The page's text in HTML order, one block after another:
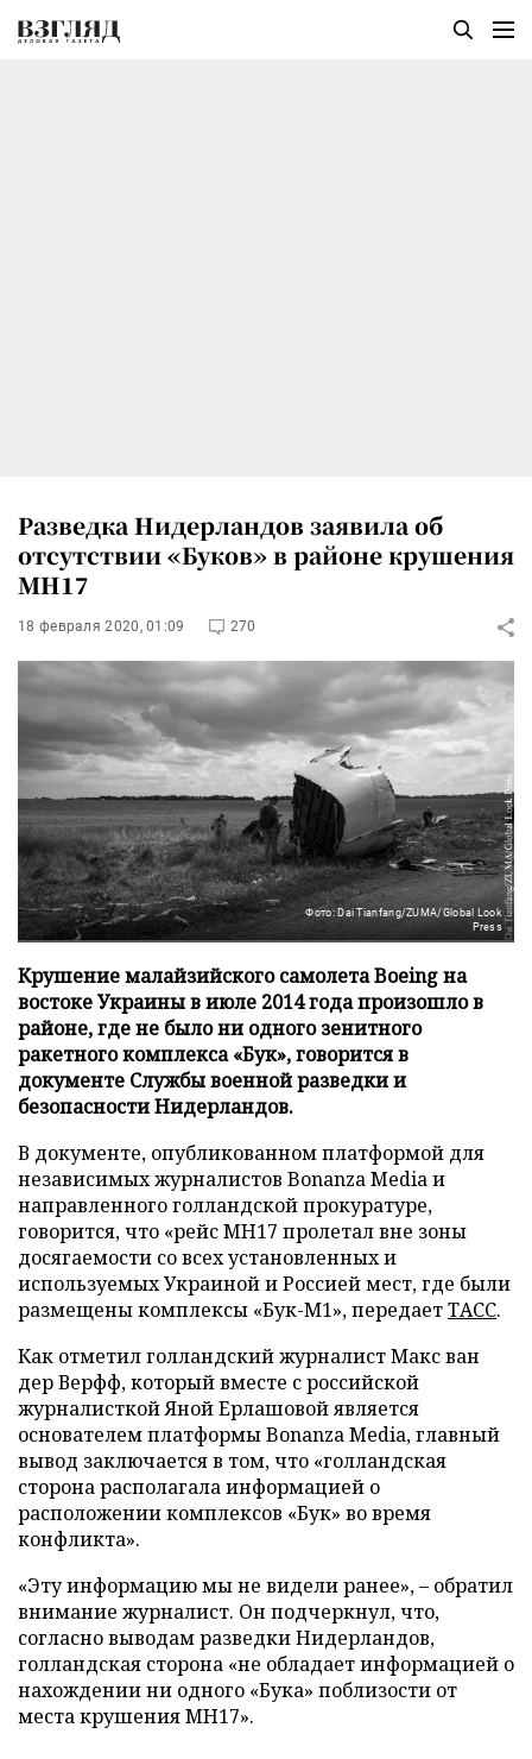
Разведка Нидерландов заявила об
отсутствии «Буков» в районе крушения
MH17
18 февраля 2020, 01:09 270
Фото: Dai Tianfang/ZUMA/Global Look
Press
Крушение малайзийского самолета Boeing на
востоке Украины в июле 2014 года произошло в
районе, где не было ни одного зенитного
ракетного комплекса «Бук», говорится в
документе Службы военной разведки и
безопасности Нидерландов.
В документе, опубликованном платформой для
независимых журналистов Bonanza Media и
направленного голландской прокуратуре,
говорится, что «рейс MH17 пролетал вне зоны
досягаемости со всех установленных и
используемых Украиной и Россией мест, где были
размещены комплексы «Бук-М1», передаетТАСС.
Как отметил голландский журналист Макс ван
дер Верфф, который вместе с российской
журналисткой Яной Ерлашовой является
основателем платформы Bonanza Media, главный
вывод заключается в том, что «голландская
сторона располагала информацией о
расположении комплексов «Бук» во время
конфликта».
«Эту информацию мы не видели ранее», – обратил
внимание журналист. Он подчеркнул, что,
согласно выводам разведки Нидерландов,
голландская сторона «не обладает информацией о
нахождении ни одного «Бука» поблизости от
места крушения MH17».